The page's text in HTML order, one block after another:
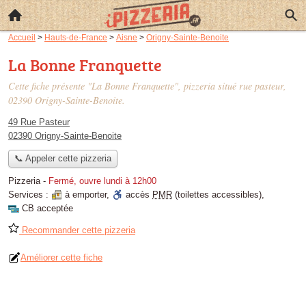
Accueil > Hauts-de-France > Aisne > Origny-Sainte-Benoite
La Bonne Franquette
Cette fiche présente "La Bonne Franquette", pizzeria situé rue pasteur,
02390 Origny-Sainte-Benoite.
49 Rue Pasteur
02390 Origny-Sainte-Benoite
📞 Appeler cette pizzeria
Pizzeria- Fermé, ouvre lundi à 12h00
Services :
à emporter, accès PMR (toilettes accessibles),
CB acceptée
Recommander cette pizzeria
Améliorer cette fiche